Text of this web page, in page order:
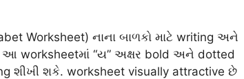
Worksheet) નાના બાળકો માટે writing અને
worksheetમાં “ય” અક્ષર bold અને dotted
શીખી શકે. worksheet visually attractive છે